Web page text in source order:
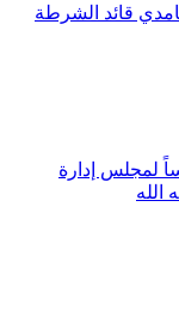
قائد الشرطة
لمجلس إدارة
الله